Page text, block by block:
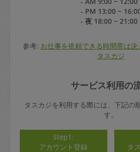
- PM 13:00 ~
- 夜 18:00 ~ 21:00
参考: お仕事を依頼できる時間帯は
タスカジ
サービス利用の
タスカジを利用する際には、下記の
す。
Step1:
アカウント登録
タ